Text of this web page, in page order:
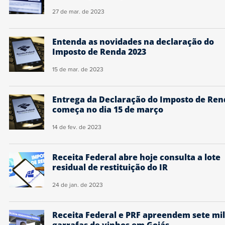
27 de mar. de 2023
Entenda as novidades na declaração do
Imposto de Renda 2023
15 de mar. de 2023
Entrega da Declaração do Imposto de
começa no dia 15 de março
14 de fev. de 2023
Receita Federal abre hoje consulta a lote
residual de restituição do IR
24 de jan. de 2023
Receita Federal e PRF apreendem sete mil